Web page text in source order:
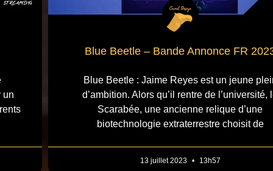
un
Blue Beetle – Bande Annonce FR
Blue Beetle : Jaime Reyes est un jeune
d’ambition. Alors qu’il rentre de l’université,
Scarabée, une ancienne relique d’une
biotechnologie extraterrestre choisit de
13 juillet 2023 13h57